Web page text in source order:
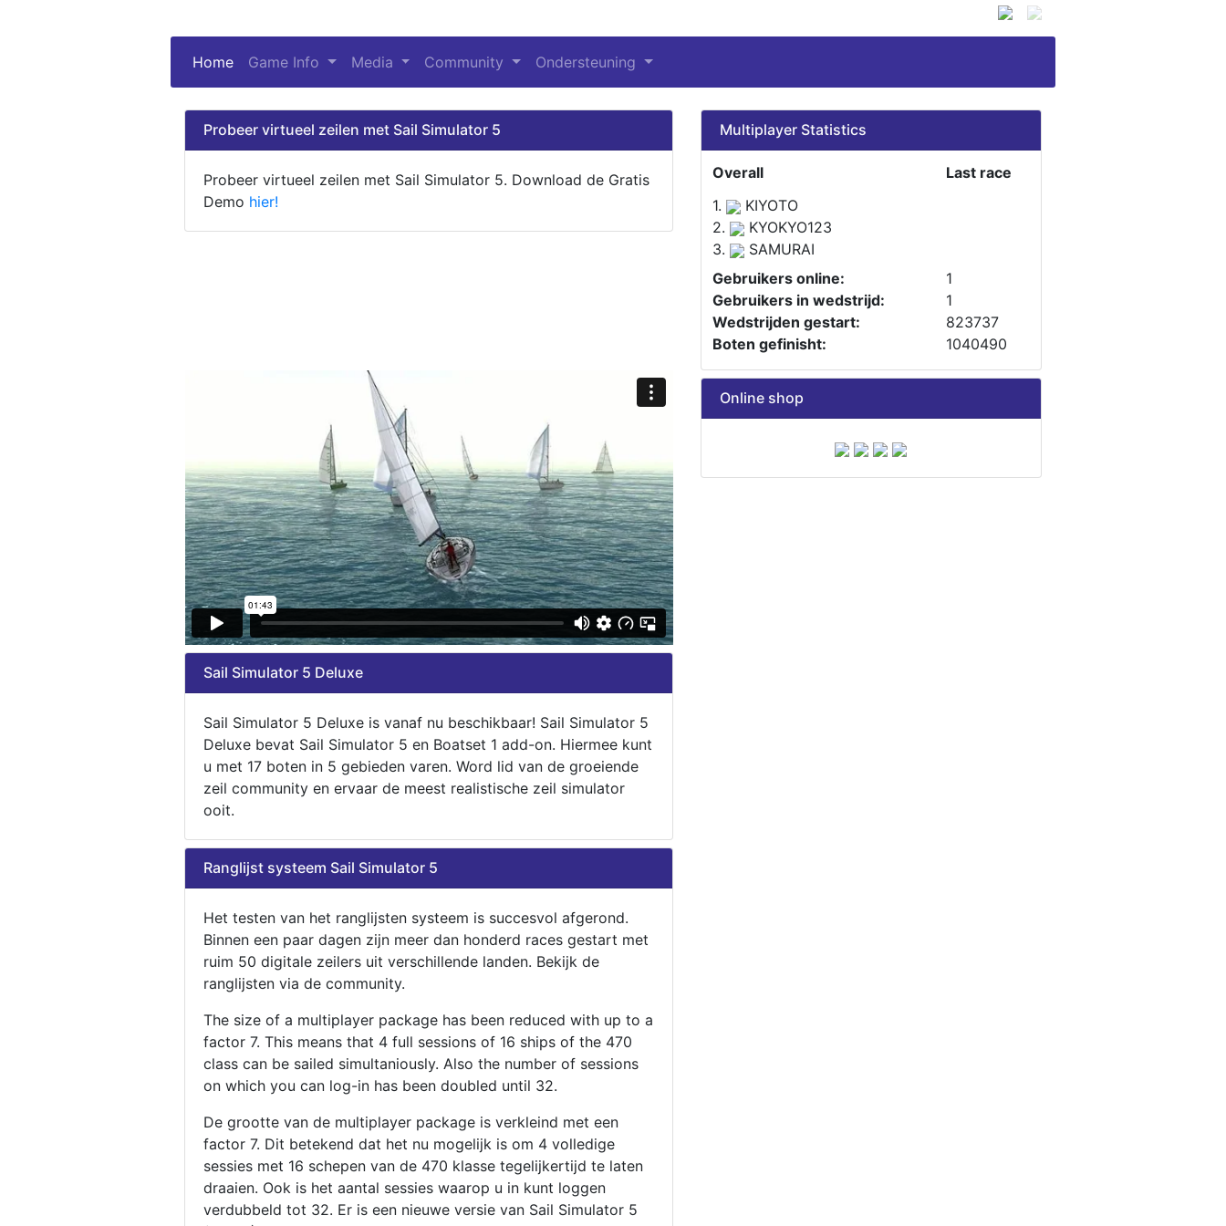
Home (current)
Game Info Media Community Ondersteuning
Probeer virtueel zeilen met Sail Simulator 5
Probeer virtueel zeilen met Sail Simulator 5. Download de Gratis
Demo hier!
Multiplayer Statistics
Overall
Last race
1.
KIYOTO
2.
KYOKYO123
3.
SAMURAI
Gebruikers online:
1
Gebruikers in wedstrijd:
1
Wedstrijden gestart:
823737
Boten gefinisht:
1040490
Sail Simulator 5 Deluxe
Sail Simulator 5 Deluxe is vanaf nu beschikbaar! Sail Simulator 5
Deluxe bevat Sail Simulator 5 en Boatset 1 add-on. Hiermee kunt
u met 17 boten in 5 gebieden varen. Word lid van de groeiende
zeil community en ervaar de meest realistische zeil simulator
ooit.
Ranglijst systeem Sail Simulator 5
Het testen van het ranglijsten systeem is succesvol afgerond.
Binnen een paar dagen zijn meer dan honderd races gestart met
ruim 50 digitale zeilers uit verschillende landen. Bekijk de
ranglijsten via de community.
The size of a multiplayer package has been reduced with up to a
factor 7. This means that 4 full sessions of 16 ships of the 470
class can be sailed simultaniously. Also the number of sessions
on which you can log-in has been doubled until 32.
De grootte van de multiplayer package is verkleind met een
factor 7. Dit betekend dat het nu mogelijk is om 4 volledige
sessies met 16 schepen van de 470 klasse tegelijkertijd te laten
draaien. Ook is het aantal sessies waarop u in kunt loggen
verdubbeld tot 32. Er is een nieuwe versie van Sail Simulator 5
Online shop